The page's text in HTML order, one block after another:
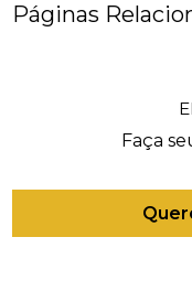
Páginas
Faça